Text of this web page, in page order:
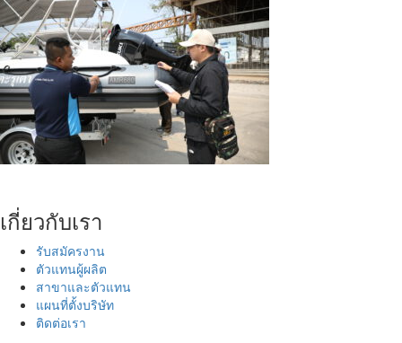
เกี่ยวกับเรา
รับสมัครงาน
ตัวแทนผู้ผลิต
สาขาและตัวแทน
แผนที่ตั้งบริษัท
ติดต่อเรา